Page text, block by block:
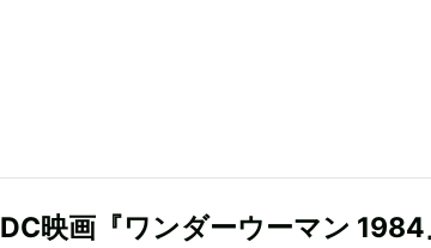
DC映画『ワンダーウーマン